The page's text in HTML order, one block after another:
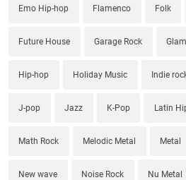
Emo Hip-hop Flamenco Folk
Future House Garage Rock Glam
Hip-hop Holiday Music Indie
J-pop Jazz K-Pop Latin
Math Rock Melodic Metal Metal
New wave Noise Rock Nu Metal